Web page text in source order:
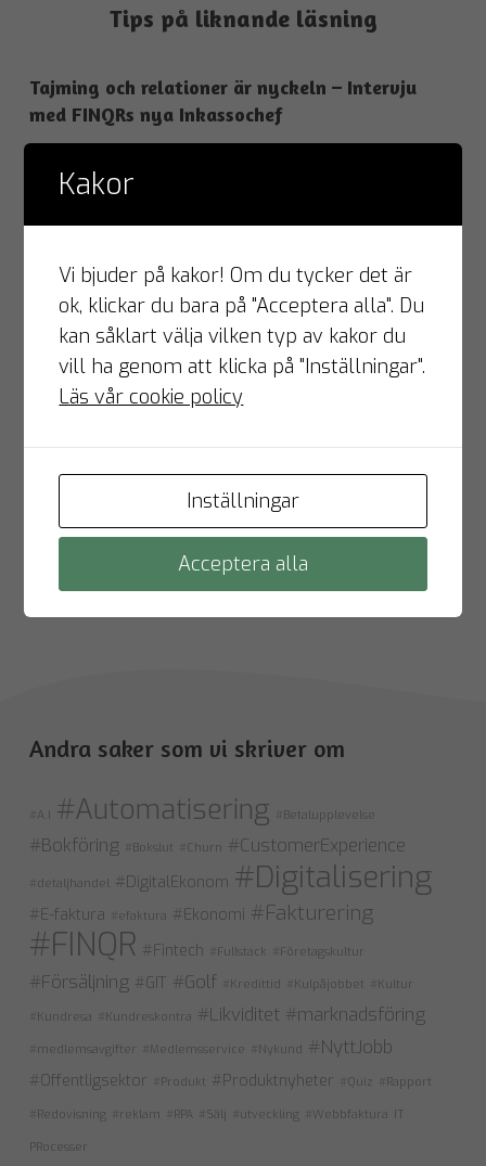
Tips på liknande läsning
Tajming och relationer är nyckeln – Intervju
med FINQRs nya Inkassochef
FINQRs moderbolag Blingdale tar in 43 miljoner
för expansion
FINQR Välkomnar Makab som ny partner &
återförsäljare
Ladda fler
Andra saker som vi skriver om
#A.I #Automatisering #Betalupplevelse
#Bokföring #Bokslut #Churn #CustomerExperience
#detaljhandel #DigitalEkonom #Digitalisering
#E-faktura #efaktura #Ekonomi #Fakturering
#FINQR #Fintech #Fullstack #Företagskultur
#Försäljning #GIT #Golf #Kredittid #Kulpåjobbet #Kultur
#Kundresa #Kundreskontra #Likviditet #marknadsföring
#medlemsavgifter #Medlemsservice #Nykund #NyttJobb
#Offentligsektor #Produkt #Produktnyheter #Quiz #Rapport
#Redovisning #reklam #RPA #Sälj #utveckling #Webbfaktura IT
PRocesser
Kakor
Vi bjuder på kakor! Om du tycker det är
ok, klickar du bara på "Acceptera alla". Du
kan såklart välja vilken typ av kakor du
vill ha genom att klicka på "Inställningar".
Läs vår cookie policy
Inställningar
Acceptera alla